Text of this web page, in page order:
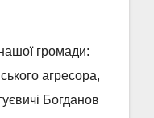
громади:
агресора,
Богданов